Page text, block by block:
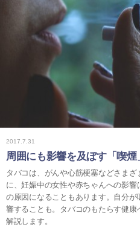
2017.7.31
周囲にも影響を及ぼす「喫
タバコは、がんや心筋梗塞などさま
に、妊娠中の女性や赤ちゃんへの影
の原因になることもあります。自分
響することも。タバコのもたらす健
解説します。